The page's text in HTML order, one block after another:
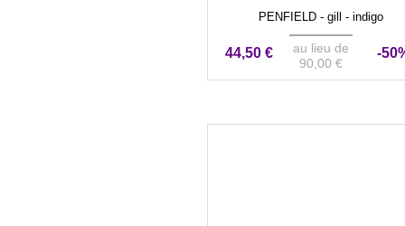
PENFIELD - gill - indigo
44,50 €
au lieu de
90,00 €
-